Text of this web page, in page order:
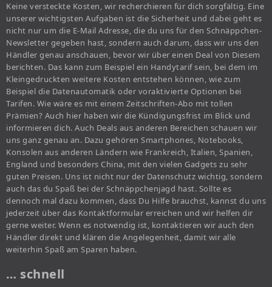
Keine versteckte Kosten, wir recherchieren für dich sorgfältig. Eine
unserer wichtigsten Aufgaben ist die Sicherheit und dabei geht es
nicht nur um die E-Mail Adresse, die du uns für den Schnäppchen-
Newsletter gegeben hast, sondern auch darum, dass wir uns den
Händler genau anschauen, bevor wir über einen Deal von Diesem
berichten. Das kann zum Beispiel ein Handytarif sein, bei dem im
Kleingedruckten weitere Kosten entstehen können, wie zum
Beispiel die Datenautomatik oder voraktivierte Optionen bei
Tarifen. Wie wäre es mit einem Zeitschriften-Abo mit tollen
Prämien? Auch hier haben wir die Kündigungsfrist im Blick und
informieren dich. Auch Deals aus anderen Bereichen schauen wir
uns ganz genau an. Dazu gehören Smartphones, Notebooks,
Konsolen aus anderen Ländern wie Frankreich, Italien, Spanien,
England und besonders China, mit den vielen Gadgets zu sehr
guten Preisen. Uns ist nicht nur der Datenschutz wichtig, sondern
auch das du Spaß bei der Schnäppchenjagd hast. Sollte es
dennoch mal dazu kommen, dass Du Hilfe brauchst, kannst du uns
jederzeit über das Kontaktformular erreichen und wir helfen dir
gerne weiter. Wenn es notwendig ist, kontaktieren wir auch den
Händler direkt und klären die Angelegenheit, damit wir alle
weiterhin Spaß am Sparen haben.
… schnell